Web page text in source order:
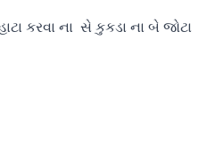
કરવા ના  સે કુકડા ના બે જોટા